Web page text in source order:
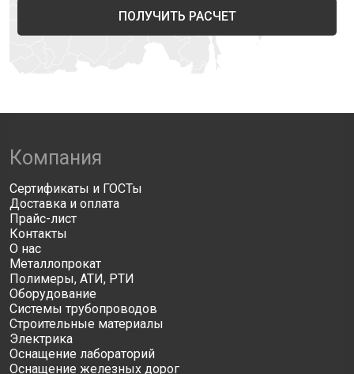
ПОЛУЧИТЬ РАСЧЕТ
Компания
Сертификаты и ГОСТы
Доставка и оплата
Прайс-лист
Контакты
О нас
Металлопрокат
Полимеры, АТИ, РТИ
Оборудование
Системы трубопроводов
Строительные материалы
Электрика
Оснащение лабораторий
Оснащение железных дорог